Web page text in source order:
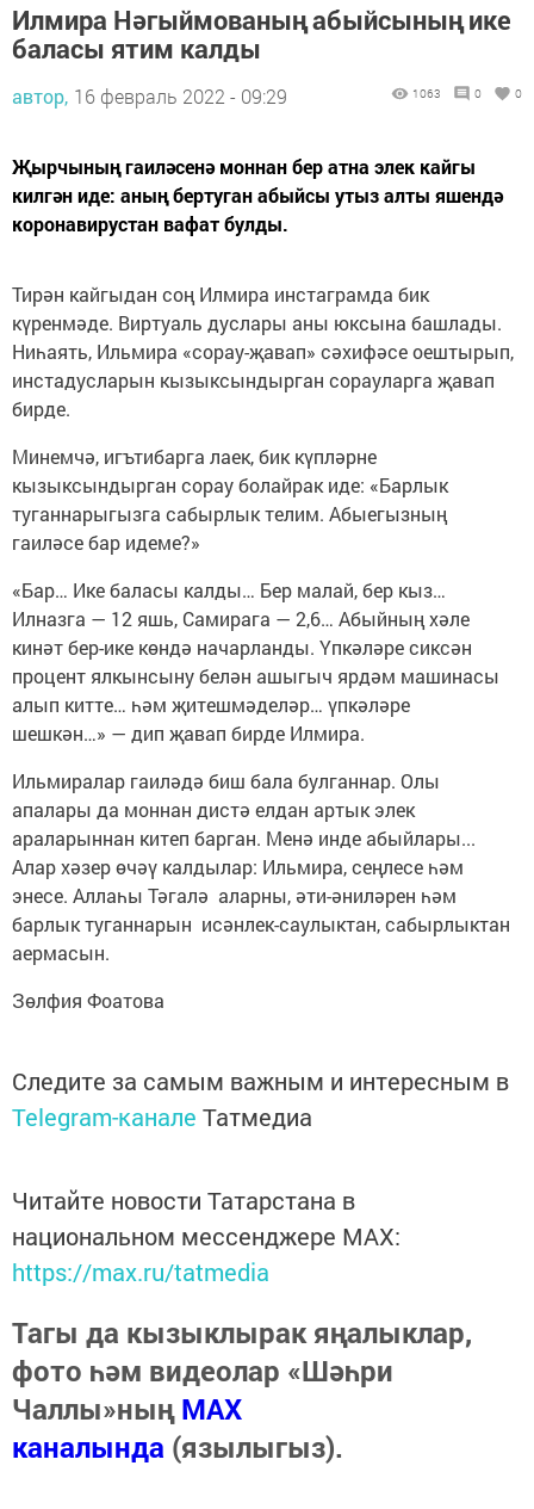
Илмира Нәгыймованың абыйсының ике
баласы ятим калды
автор, 16 февраль 2022 - 09:29 1063 0 0
Җырчының гаиләсенә моннан бер атна элек кайгы
килгән иде: аның бертуган абыйсы утыз алты яшендә
коронавирустан вафат булды.
Тирән кайгыдан соң Илмира инстаграмда бик
күренмәде. Виртуаль дуслары аны юксына башлады.
Ниһаять, Ильмира «сорау-җавап» сәхифәсе оештырып,
инстадусларын кызыксындырган сорауларга җавап
бирде.
Минемчә, игътибарга лаек, бик күпләрне
кызыксындырган сорау болайрак иде: «Барлык
туганнарыгызга сабырлык телим. Абыегызның
гаиләсе бар идеме?»
«Бар… Ике баласы калды… Бер малай, бер кыз…
Илназга — 12 яшь, Самирага — 2,6… Абыйның хәле
кинәт бер-ике көндә начарланды. Үпкәләре сиксән
процент ялкынсыну белән ашыгыч ярдәм машинасы
алып китте… һәм җитешмәделәр… үпкәләре
шешкән…» — дип җавап бирде Илмира.
Ильмиралар гаиләдә биш бала булганнар. Олы
апалары да моннан дистә елдан артык элек
араларыннан китеп барган. Менә инде абыйлары...
Алар хәзер өчәү калдылар: Ильмира, сеңлесе һәм
энесе. Аллаһы Тәгалә аларны, әти-әниләрен һәм
барлык туганнарын исәнлек-саулыктан, сабырлыктан
аермасын.
Зөлфия Фоатова
Следите за самым важным и интересным в
Telegram-канале Татмедиа
Читайте новости Татарстана в
национальном мессенджере MАХ:
https://max.ru/tatmedia
Тагы да кызыклырак яңалыклар,
фото һәм видеолар «Шәһри
Чаллы»ныңMAX
каналында (язылыгыз).